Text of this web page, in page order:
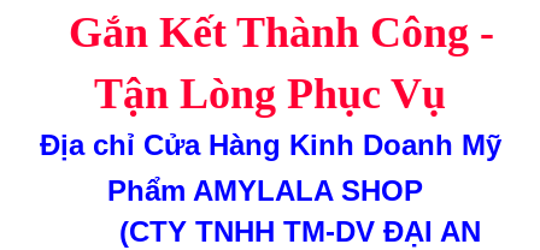
Gắn Kết Thành Công -
Tận Lòng Phục Vụ
Địa chỉ Cửa Hàng Kinh Doanh Mỹ
Phẩm AMYLALA SHOP
(CTY TNHH TM-DV ĐẠI AN